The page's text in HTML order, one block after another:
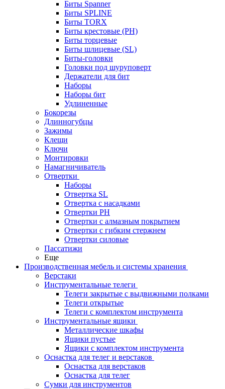
Биты Spanner
Биты SPLINE
Биты TORX
Биты крестовые (PH)
Биты торцевые
Биты шлицевые (SL)
Биты-головки
Головки под шуруповерт
Держатели для бит
Наборы
Наборы бит
Удлиненные
Бокорезы
Длинногубцы
Зажимы
Клещи
Ключи
Монтировки
Намагничиватель
Отвертки
Наборы
Отвертка SL
Отвертка с насадками
Отвертки PH
Отвертки с алмазным покрытием
Отвертки с гибким стержнем
Отвертки силовые
Пассатижи
Еще
Производственная мебель и системы хранения
Верстаки
Инструментальные телеги
Телеги закрытые с выдвижными полками
Телеги открытые
Телеги с комплектом инструмента
Инструментальные ящики
Металлические шкафы
Ящики пустые
Ящики с комплектом инструмента
Оснастка для телег и верстаков
Оснастка для верстаков
Оснастка для телег
Сумки для инструментов